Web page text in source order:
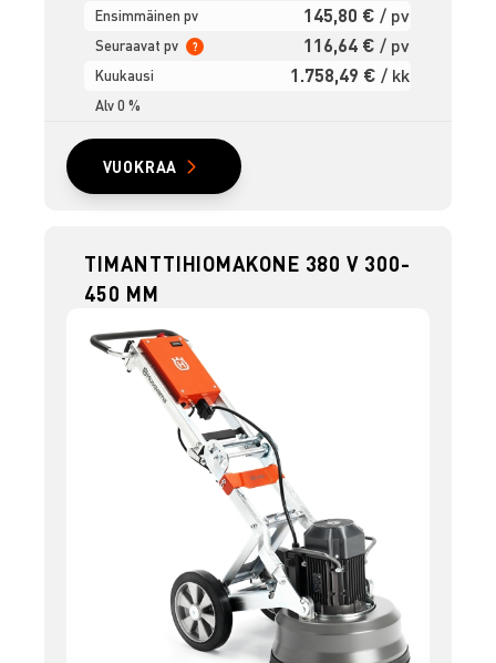
Ensimmäinen pv 145,80 € / pv
Seuraavat pv ? 116,64 € / pv
Kuukausi 1.758,49 € / kk
Alv 0 %
VUOKRAA
TIMANTTIHIOMAKONE 380 V 300-
450 MM